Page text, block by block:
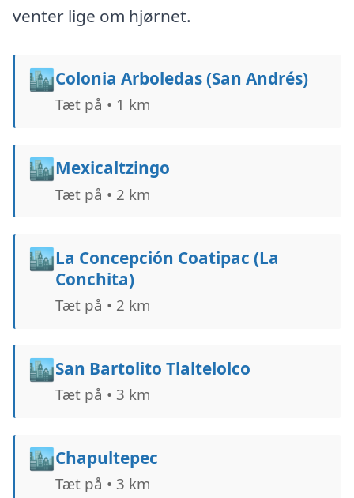
venter lige om hjørnet.
🏙️Colonia Arboledas (San Andrés)
Tæt på • 1 km
🏙️Mexicaltzingo
Tæt på • 2 km
🏙️La Concepción Coatipac (La
Conchita)
Tæt på • 2 km
🏙️San Bartolito Tlaltelolco
Tæt på • 3 km
🏙️Chapultepec
Tæt på • 3 km